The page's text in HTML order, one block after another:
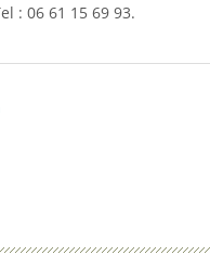
: 06 61 15 69 93.